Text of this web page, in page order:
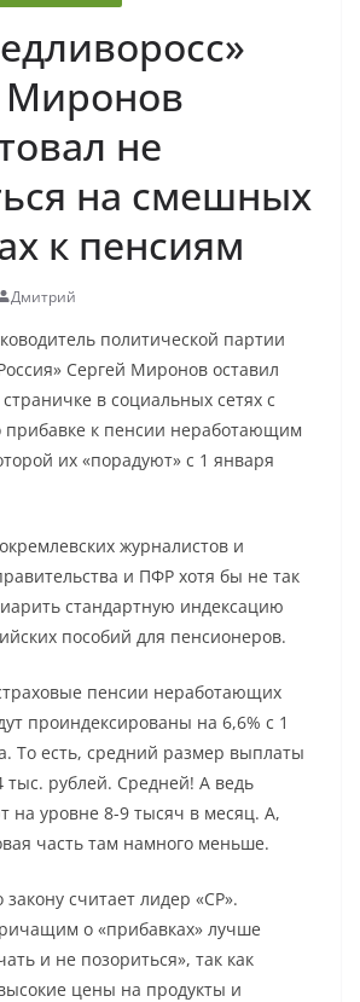
Миронов
не
на смешных
к пенсиям
Дмитрий
политической партии
Сергей Миронов оставил
в социальных сетях с
прибавке к пенсии неработающим
их «порадуют» с 1 января
журналистов и
и ПФР хотя бы не так
стандартную индексацию
пособий для пенсионеров.
пенсии неработающих
проиндексированы на 6,6% с 1
То есть, средний размер выплаты
тыс. рублей. Средней! А ведь
на уровне 8-9 тысяч в месяц. А,
часть там намного меньше.
считает лидер «СР».
о «прибавках» лучше
и не позориться», так как
цены на продукты и